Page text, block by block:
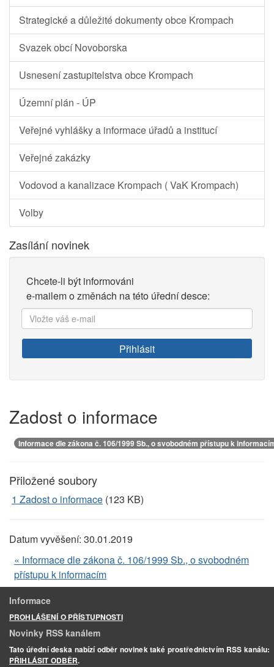
Strategické a důležité dokumenty obce Krompach
Svazek obcí Novoborska
Usnesení zastupitelstva obce Krompach
Územní plán - ÚP
Veřejné vyhlášky a informace úřadů a institucí
Veřejné zakázky
Vodovod a kanalizace Krompach ( VaK Krompach)
Volby
Zasílání novinek
Chcete-li být informováni
e-mailem o změnách na této úřední desce:
Vložte
váš
e-
mail:
Přihlásit
Zadost o informace
Informace dle zákona č. 106/1999 Sb., o svobodném přístupu k
Přiložené soubory
1 Zadost o informace (123 KB)
Datum vyvěšení: 30.01.2019
« Informace dle zákona č. 106/1999 Sb., o svobodném
přístupu k informacím
Informace
PROHLÁŠENÍ O PŘÍSTUPNOSTI
Novinky RSS kanálem
Tato úřední deska nabízí odběr novinek také prostřednictvím RSS kanálu:
PŘIHLÁSIT ODBĚR.